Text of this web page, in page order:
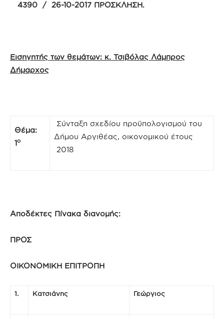
4390 / 26-10-2017 ΠΡΟΣΚΛΗΣΗ.
Εισηγητής των θεμάτων: κ. Τσιβόλας Λάμπρος
Δήμαρχος
Θέμα:
1ο
Σύνταξη σχεδίου προϋπολογισμού του
Δήμου Αργιθέας, οικονομικού έτους
2018
Αποδέκτες Πίνακα διανομής:
ΠΡΟΣ
ΟΙΚΟΝΟΜΙΚΗ ΕΠΙΤΡΟΠΗ
1. Κατσιάνης Γεώργιος